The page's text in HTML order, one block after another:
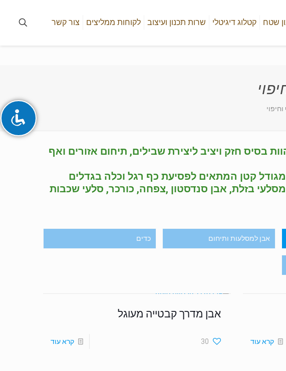
שטח קטלוג דיגיטלי שרות תכנון ועיצוב לקוחות ממליצים צור קשר
בסיס חזק ויציב ליצירת שבילים, תיחום אזורים ואף
מגודל קטן המתאים לפסיעת כף רגל וכלה בגדלים
בזלת, אבן סנדסטון ,צפחה, כורכר, סלעי שכבות
אבן למסלעות ותיחום כדים
קרא עוד
אבן מדרך קבטייה מעוגל
30 קרא עוד